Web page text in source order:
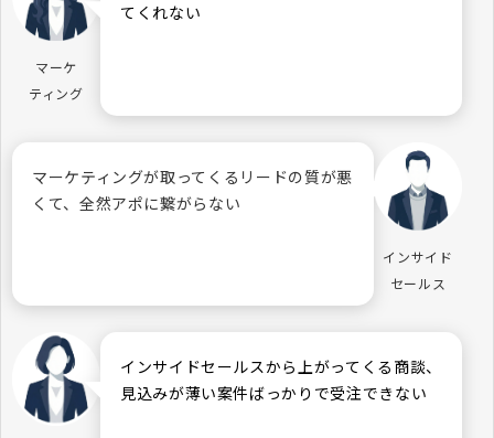
マーケ
ティング
てくれない
マーケティングが取ってくるリードの質が悪
くて、全然アポに繋がらない
インサイド
セールス
インサイドセールスから上がってくる商談、
見込みが薄い案件ばっかりで受注できない